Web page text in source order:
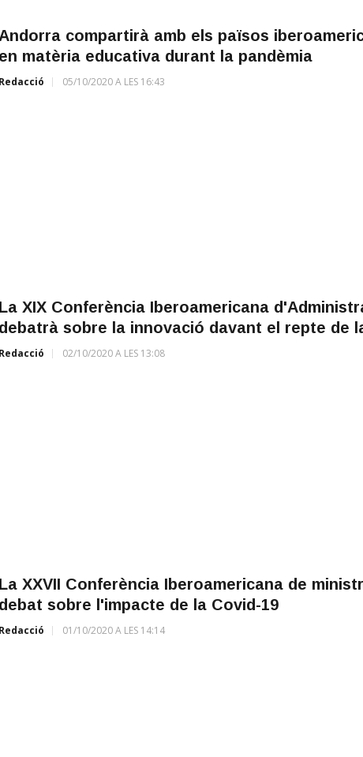
Andorra compartirà amb els països
en matèria educativa durant la pandèmia
Redacció 05/10/2020 A LES 16:43
La XIX Conferència Iberoamericana
debatrà sobre la innovació davant el repte de
Redacció 02/10/2020 A LES 13:08
La XXVII Conferència Iberoamericana de
debat sobre l'impacte de la Covid-19
Redacció 01/10/2020 A LES 14:14